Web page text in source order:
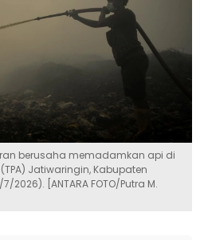
berusaha memadamkan api di
Jatiwaringin, Kabupaten
2026). [ANTARA FOTO/Putra M.